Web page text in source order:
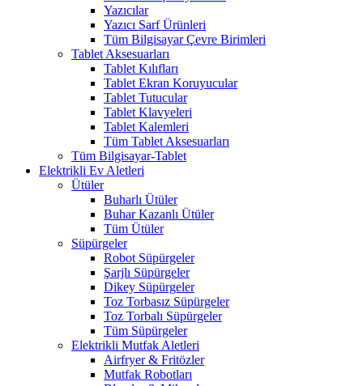
Yazıcılar
Yazıcı Sarf Ürünleri
Tüm Bilgisayar Çevre Birimleri
Tablet Aksesuarları
Tablet Kılıfları
Tablet Ekran Koruyucular
Tablet Tutucular
Tablet Klavyeleri
Tablet Kalemleri
Tüm Tablet Aksesuarları
Tüm Bilgisayar-Tablet
Elektrikli Ev Aletleri
Ütüler
Buharlı Ütüler
Buhar Kazanlı Ütüler
Tüm Ütüler
Süpürgeler
Robot Süpürgeler
Şarjlı Süpürgeler
Dikey Süpürgeler
Toz Torbasız Süpürgeler
Toz Torbalı Süpürgeler
Tüm Süpürgeler
Elektrikli Mutfak Aletleri
Airfryer & Fritözler
Mutfak Robotları